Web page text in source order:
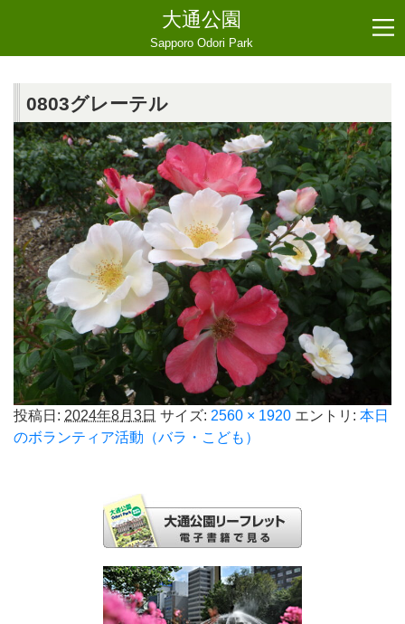
大通公園
Sapporo Odori Park
0803グレーテル
投稿日: 2024年8月3日 サイズ: 2560 × 1920 エントリ: 本日
のボランティア活動（バラ・こども）